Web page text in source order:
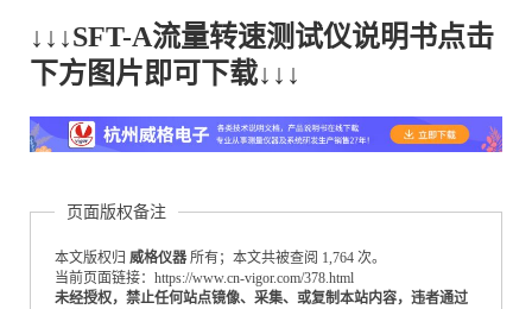
↓↓↓SFT-A流量转速测试仪说明书点击
下方图片即可下载↓↓↓
页面版权备注
本文版权归 威格仪器 所有；本文共被查阅 1,764 次。
当前页面链接：https://www.cn-vigor.com/378.html
未经授权，禁止任何站点镜像、采集、或复制本站内容，违者通过